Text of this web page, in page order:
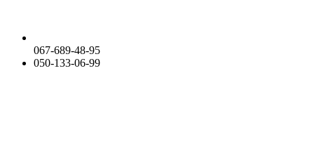
067-689-48-95
050-133-06-99